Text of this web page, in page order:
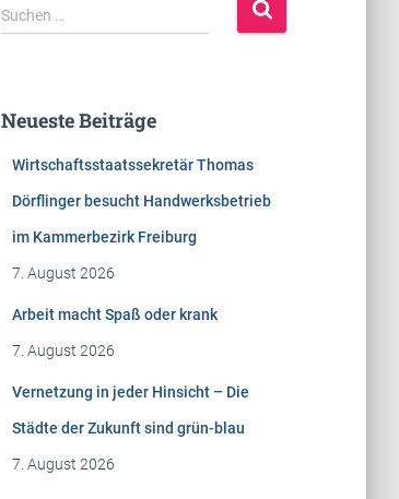
S
u
n
Suchen …
Neueste Beiträge
Wirtschaftsstaatssekretär Thomas
Dörflinger besucht Handwerksbetrieb
im Kammerbezirk Freiburg
7. August 2026
Arbeit macht Spaß oder krank
7. August 2026
Vernetzung in jeder Hinsicht – Die
Städte der Zukunft sind grün-blau
7. August 2026